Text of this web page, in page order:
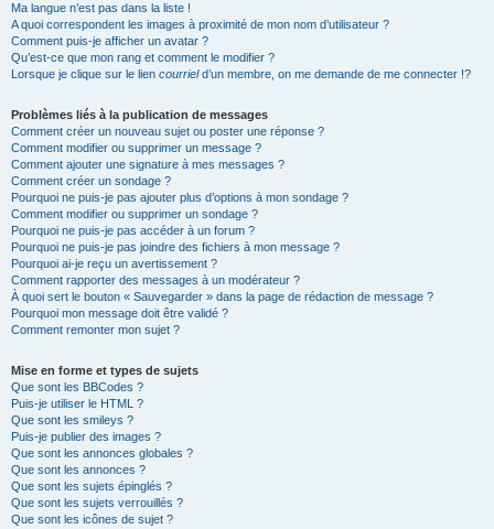
Ma langue n’est pas dans la liste !
A quoi correspondent les images à proximité de mon nom d’utilisateur ?
Comment puis-je afficher un avatar ?
Qu’est-ce que mon rang et comment le modifier ?
Lorsque je clique sur le lien courrield’un membre, on me demande de me connecter !?
Problèmes liés à la publication de messages
Comment créer un nouveau sujet ou poster une réponse ?
Comment modifier ou supprimer un message ?
Comment ajouter une signature à mes messages ?
Comment créer un sondage ?
Pourquoi ne puis-je pas ajouter plus d’options à mon sondage ?
Comment modifier ou supprimer un sondage ?
Pourquoi ne puis-je pas accéder à un forum ?
Pourquoi ne puis-je pas joindre des fichiers à mon message ?
Pourquoi ai-je reçu un avertissement ?
Comment rapporter des messages à un modérateur ?
À quoi sert le bouton « Sauvegarder » dans la page de rédaction de message ?
Pourquoi mon message doit être validé ?
Comment remonter mon sujet ?
Mise en forme et types de sujets
Que sont les BBCodes ?
Puis-je utiliser le HTML ?
Que sont les smileys ?
Puis-je publier des images ?
Que sont les annonces globales ?
Que sont les annonces ?
Que sont les sujets épinglés ?
Que sont les sujets verrouillés ?
Que sont les icônes de sujet ?